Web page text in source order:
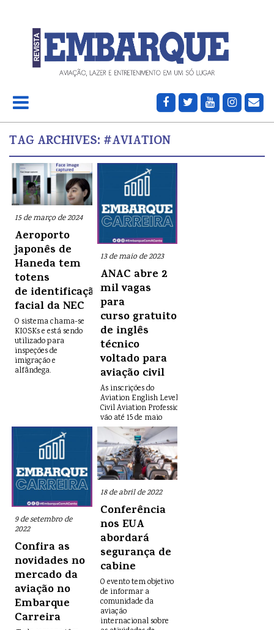
TAG ARCHIVES: #AVIATION
15 de março de 2024
Aeroporto
japonês de
Haneda tem
totens
de identificação
facial da NEC
O sistema chama-se
KIOSKs e está sendo
utilizado para
inspeções de
imigração e
alfândega.
13 de maio de 2023
ANAC abre 2
mil vagas
para
curso gratuito
de inglês
técnico
voltado para
aviação civil
As inscrições do
Aviation English Level 3 for
Civil Aviation Professionals
vão até 15 de maio
9 de setembro de
2022
Confira as
novidades no
mercado da
aviação no
Embarque
Carreira
18 de abril de 2022
Conferência
nos EUA
abordará
segurança de
cabine
O evento tem objetivo
de informar a
comunidade da
aviação
internacional sobre